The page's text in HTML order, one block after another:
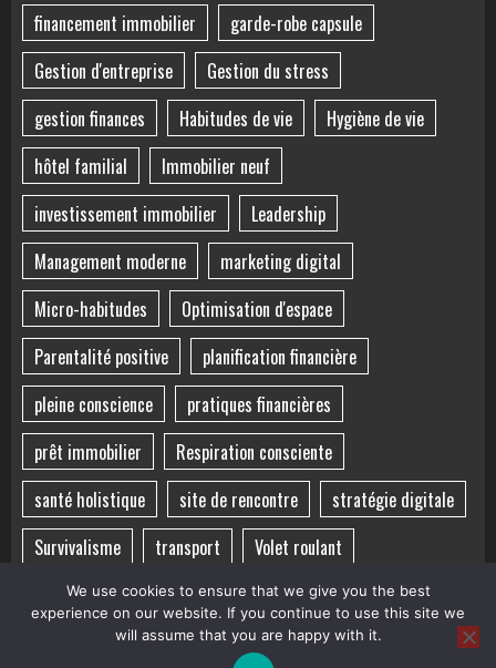
financement immobilier
garde-robe capsule
Gestion d'entreprise
Gestion du stress
gestion finances
Habitudes de vie
Hygiène de vie
hôtel familial
Immobilier neuf
investissement immobilier
Leadership
Management moderne
marketing digital
Micro-habitudes
Optimisation d'espace
Parentalité positive
planification financière
pleine conscience
pratiques financières
prêt immobilier
Respiration consciente
santé holistique
site de rencontre
stratégie digitale
Survivalisme
transport
Volet roulant
voyage sensoriel
Équilibre mental Équilibre vie-santé
We use cookies to ensure that we give you the best
experience on our website. If you continue to use this site we
will assume that you are happy with it.